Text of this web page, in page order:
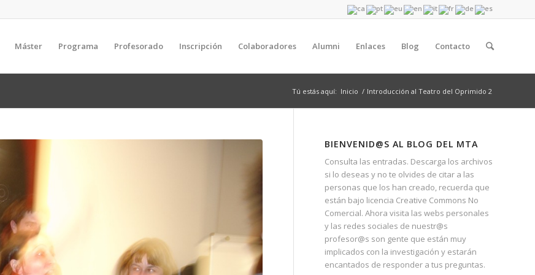
Máster Programa Profesorado Inscripción Colaboradores Alumni Enlaces Blog Contacto
Tú estás aquí: Inicio / Introducción al Teatro del Oprimido 2
BIENVENID@S AL BLOG DEL MTA
Consulta las entradas. Descarga los archivos
si lo deseas y no te olvides de citar a las
personas que los han creado, recuerda que
están bajo licencia Creative Commons No
Comercial. Ahora visita las webs personales
y las redes sociales de nuestr@s
profesor@s son gente que están muy
implicados con la investigación y estarán
encantados de responder a tus preguntas.